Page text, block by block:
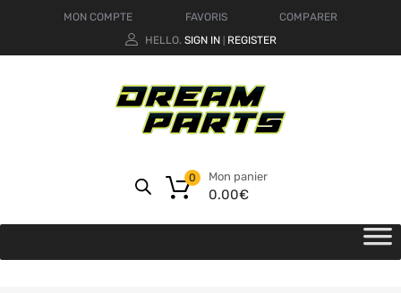
MON COMPTE FAVORIS
COMPARER
HELLO. SIGN IN REGISTER
Mon panier
0.00€
0